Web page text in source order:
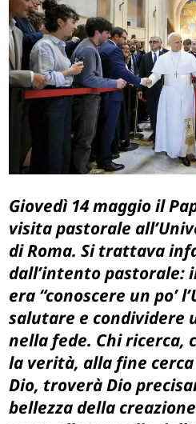
Giovedì 14 maggio il
visita pastorale
di Roma. Si trattava
dall’intento pastorale:
era “conoscere un po’
salutare e condividere
nella fede. Chi ricerca,
la verità, alla fine
Dio, troverà Dio
bellezza della